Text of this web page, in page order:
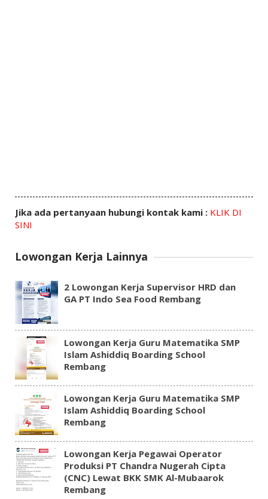
Jika ada pertanyaan hubungi kontak kami : KLIK DI
SINI
Lowongan Kerja Lainnya
2 Lowongan Kerja Supervisor HRD dan
GA PT Indo Sea Food Rembang
Lowongan Kerja Guru Matematika SMP
Islam Ashiddiq Boarding School
Rembang
Lowongan Kerja Guru Matematika SMP
Islam Ashiddiq Boarding School
Rembang
Lowongan Kerja Pegawai Operator
Produksi PT Chandra Nugerah Cipta
(CNC) Lewat BKK SMK Al-Mubaarok
Rembang